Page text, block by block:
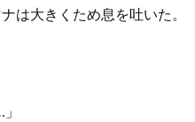
は大きくため息を吐いた。